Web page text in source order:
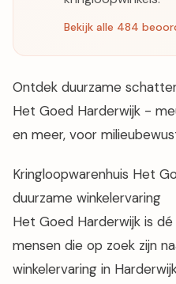
Bekijk alle 484
Ontdek duurzame
Het Goed Harderwijk -
en meer, voor
Kringloopwarenhuis Het
duurzame winkelervaring
Het Goed Harderwijk is
mensen die op zoek zijn
winkelervaring in